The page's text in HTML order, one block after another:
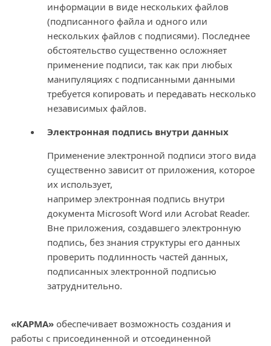
информации в виде нескольких файлов
(подписанного файла и одного или
нескольких файлов с подписями). Последнее
обстоятельство существенно осложняет
применение подписи, так как при любых
манипуляциях с подписанными данными
требуется копировать и передавать несколько
независимых файлов.
Электронная подпись внутри данных
Применение электронной подписи этого вида
существенно зависит от приложения, которое
их использует,
например электронная подпись внутри
документа Microsoft Word или Acrobat Reader.
Вне приложения, создавшего электронную
подпись, без знания структуры его данных
проверить подлинность частей данных,
подписанных электронной подписью
затруднительно.
«КАРМА»обеспечивает возможность создания и
работы с присоединенной и отсоединенной